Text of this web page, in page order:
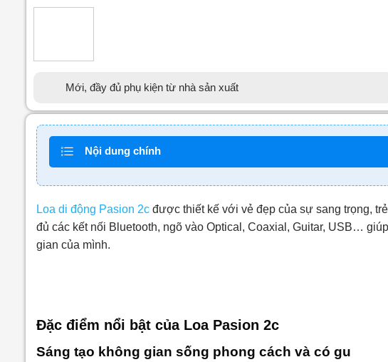
Mới, đầy đủ phụ kiện từ nhà sản xuất
Nội dung chính
Loa di động Pasion 2cđược thiết kế với vẻ đẹp của sự sang trọng,
đủ các kết nối Bluetooth, ngõ vào Optical, Coaxial, Guitar, USB…
gian của mình.
Đặc điểm nổi bật của Loa Pasion 2c
Sáng tạo không gian sống phong cách và có gu